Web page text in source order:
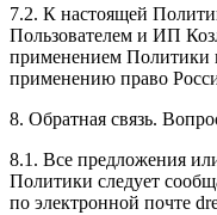
7.2. К настоящей
Пользователем и ИП
применением Политики
применению право
8. Обратная связь.
8.1. Все предложения
Политики следует
по электронной почте